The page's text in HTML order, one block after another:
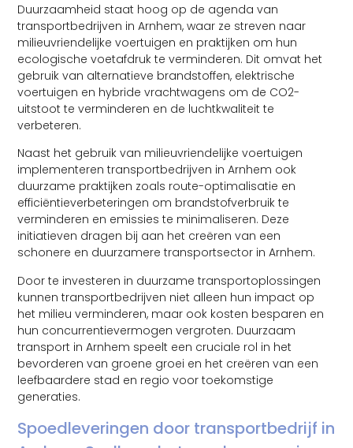
Duurzaamheid staat hoog op de agenda van
transportbedrijven in Arnhem, waar ze streven naar
milieuvriendelijke voertuigen en praktijken om hun
ecologische voetafdruk te verminderen. Dit omvat het
gebruik van alternatieve brandstoffen, elektrische
voertuigen en hybride vrachtwagens om de CO2-
uitstoot te verminderen en de luchtkwaliteit te
verbeteren.
Naast het gebruik van milieuvriendelijke voertuigen
implementeren transportbedrijven in Arnhem ook
duurzame praktijken zoals route-optimalisatie en
efficiëntieverbeteringen om brandstofverbruik te
verminderen en emissies te minimaliseren. Deze
initiatieven dragen bij aan het creëren van een
schonere en duurzamere transportsector in Arnhem.
Door te investeren in duurzame transportoplossingen
kunnen transportbedrijven niet alleen hun impact op
het milieu verminderen, maar ook kosten besparen en
hun concurrentievermogen vergroten. Duurzaam
transport in Arnhem speelt een cruciale rol in het
bevorderen van groene groei en het creëren van een
leefbaardere stad en regio voor toekomstige
generaties.
Spoedleveringen door transportbedrijf in